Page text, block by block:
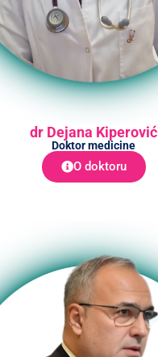
dr Dejana Kiperović
Doktor medicine
O doktoru